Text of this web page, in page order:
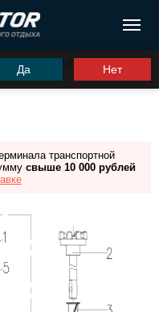
Да Нет
ПЛМ
/
транспортной
свыше 10 000 рублей